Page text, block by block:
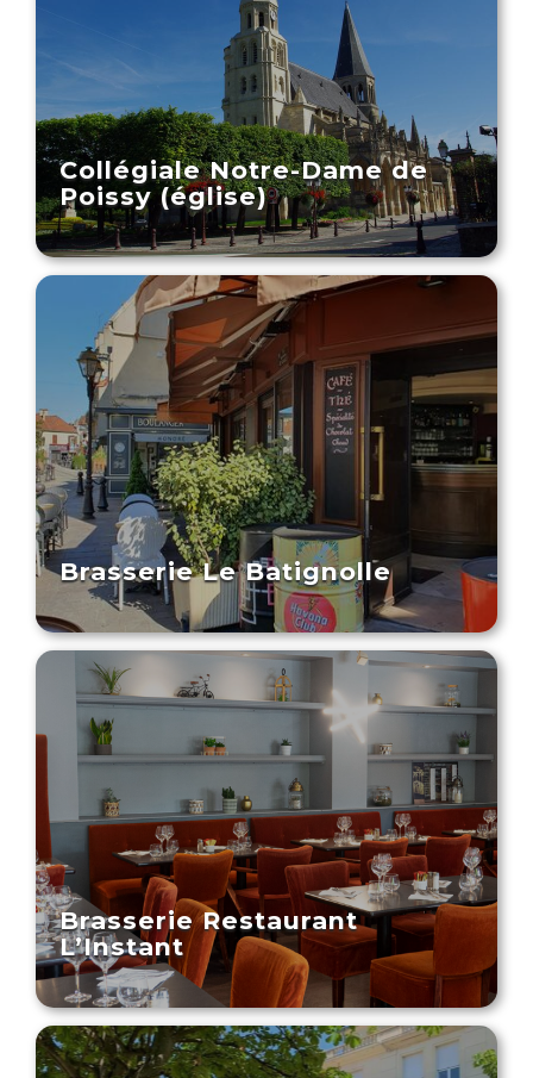
Collégiale Notre-Dame de
Poissy (église)
Brasserie Le Batignolle
Brasserie Restaurant
L’Instant